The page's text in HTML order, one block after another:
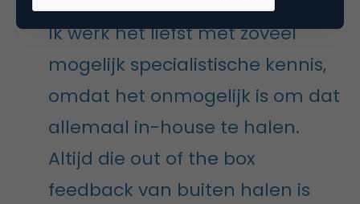
Ik werk het liefst met zoveel
mogelijk specialistische kennis,
omdat het onmogelijk is om dat
allemaal in-house te halen.
Altijd die out of the box
feedback van buiten halen is